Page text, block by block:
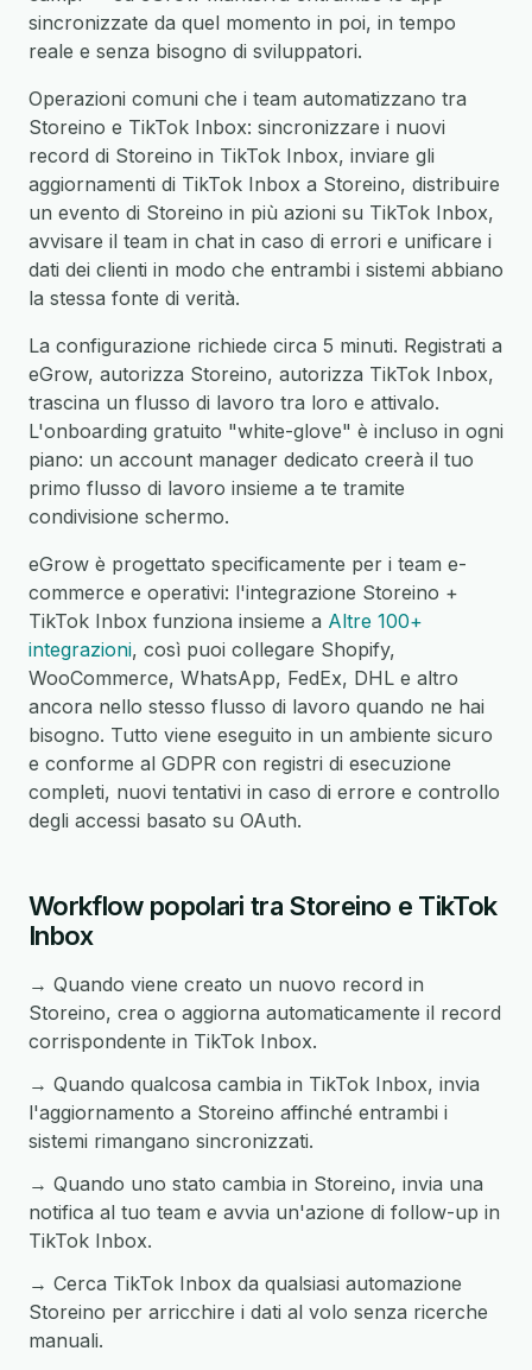
sincronizzate da quel momento in poi, in tempo
reale e senza bisogno di sviluppatori.
Operazioni comuni che i team automatizzano tra
Storeino e TikTok Inbox: sincronizzare i nuovi
record di Storeino in TikTok Inbox, inviare gli
aggiornamenti di TikTok Inbox a Storeino, distribuire
un evento di Storeino in più azioni su TikTok Inbox,
avvisare il team in chat in caso di errori e unificare i
dati dei clienti in modo che entrambi i sistemi abbiano
la stessa fonte di verità.
La configurazione richiede circa 5 minuti. Registrati a
eGrow, autorizza Storeino, autorizza TikTok Inbox,
trascina un flusso di lavoro tra loro e attivalo.
L'onboarding gratuito "white-glove" è incluso in ogni
piano: un account manager dedicato creerà il tuo
primo flusso di lavoro insieme a te tramite
condivisione schermo.
eGrow è progettato specificamente per i team e-
commerce e operativi: l'integrazione Storeino +
TikTok Inbox funziona insieme a Altre 100+
integrazioni, così puoi collegare Shopify,
WooCommerce, WhatsApp, FedEx, DHL e altro
ancora nello stesso flusso di lavoro quando ne hai
bisogno. Tutto viene eseguito in un ambiente sicuro
e conforme al GDPR con registri di esecuzione
completi, nuovi tentativi in caso di errore e controllo
degli accessi basato su OAuth.
Workflow popolari tra Storeino e TikTok
Inbox
→ Quando viene creato un nuovo record in
Storeino, crea o aggiorna automaticamente il record
corrispondente in TikTok Inbox.
→ Quando qualcosa cambia in TikTok Inbox, invia
l'aggiornamento a Storeino affinché entrambi i
sistemi rimangano sincronizzati.
→ Quando uno stato cambia in Storeino, invia una
notifica al tuo team e avvia un'azione di follow-up in
TikTok Inbox.
→ Cerca TikTok Inbox da qualsiasi automazione
Storeino per arricchire i dati al volo senza ricerche
manuali.